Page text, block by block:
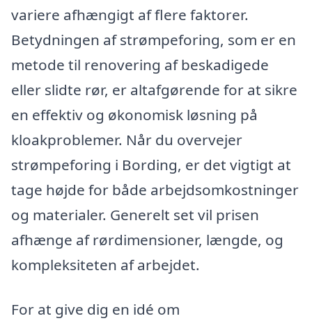
variere afhængigt af flere faktorer.
Betydningen af strømpeforing, som er en
metode til renovering af beskadigede
eller slidte rør, er altafgørende for at sikre
en effektiv og økonomisk løsning på
kloakproblemer. Når du overvejer
strømpeforing i Bording, er det vigtigt at
tage højde for både arbejdsomkostninger
og materialer. Generelt set vil prisen
afhænge af rørdimensioner, længde, og
kompleksiteten af arbejdet.
For at give dig en idé om